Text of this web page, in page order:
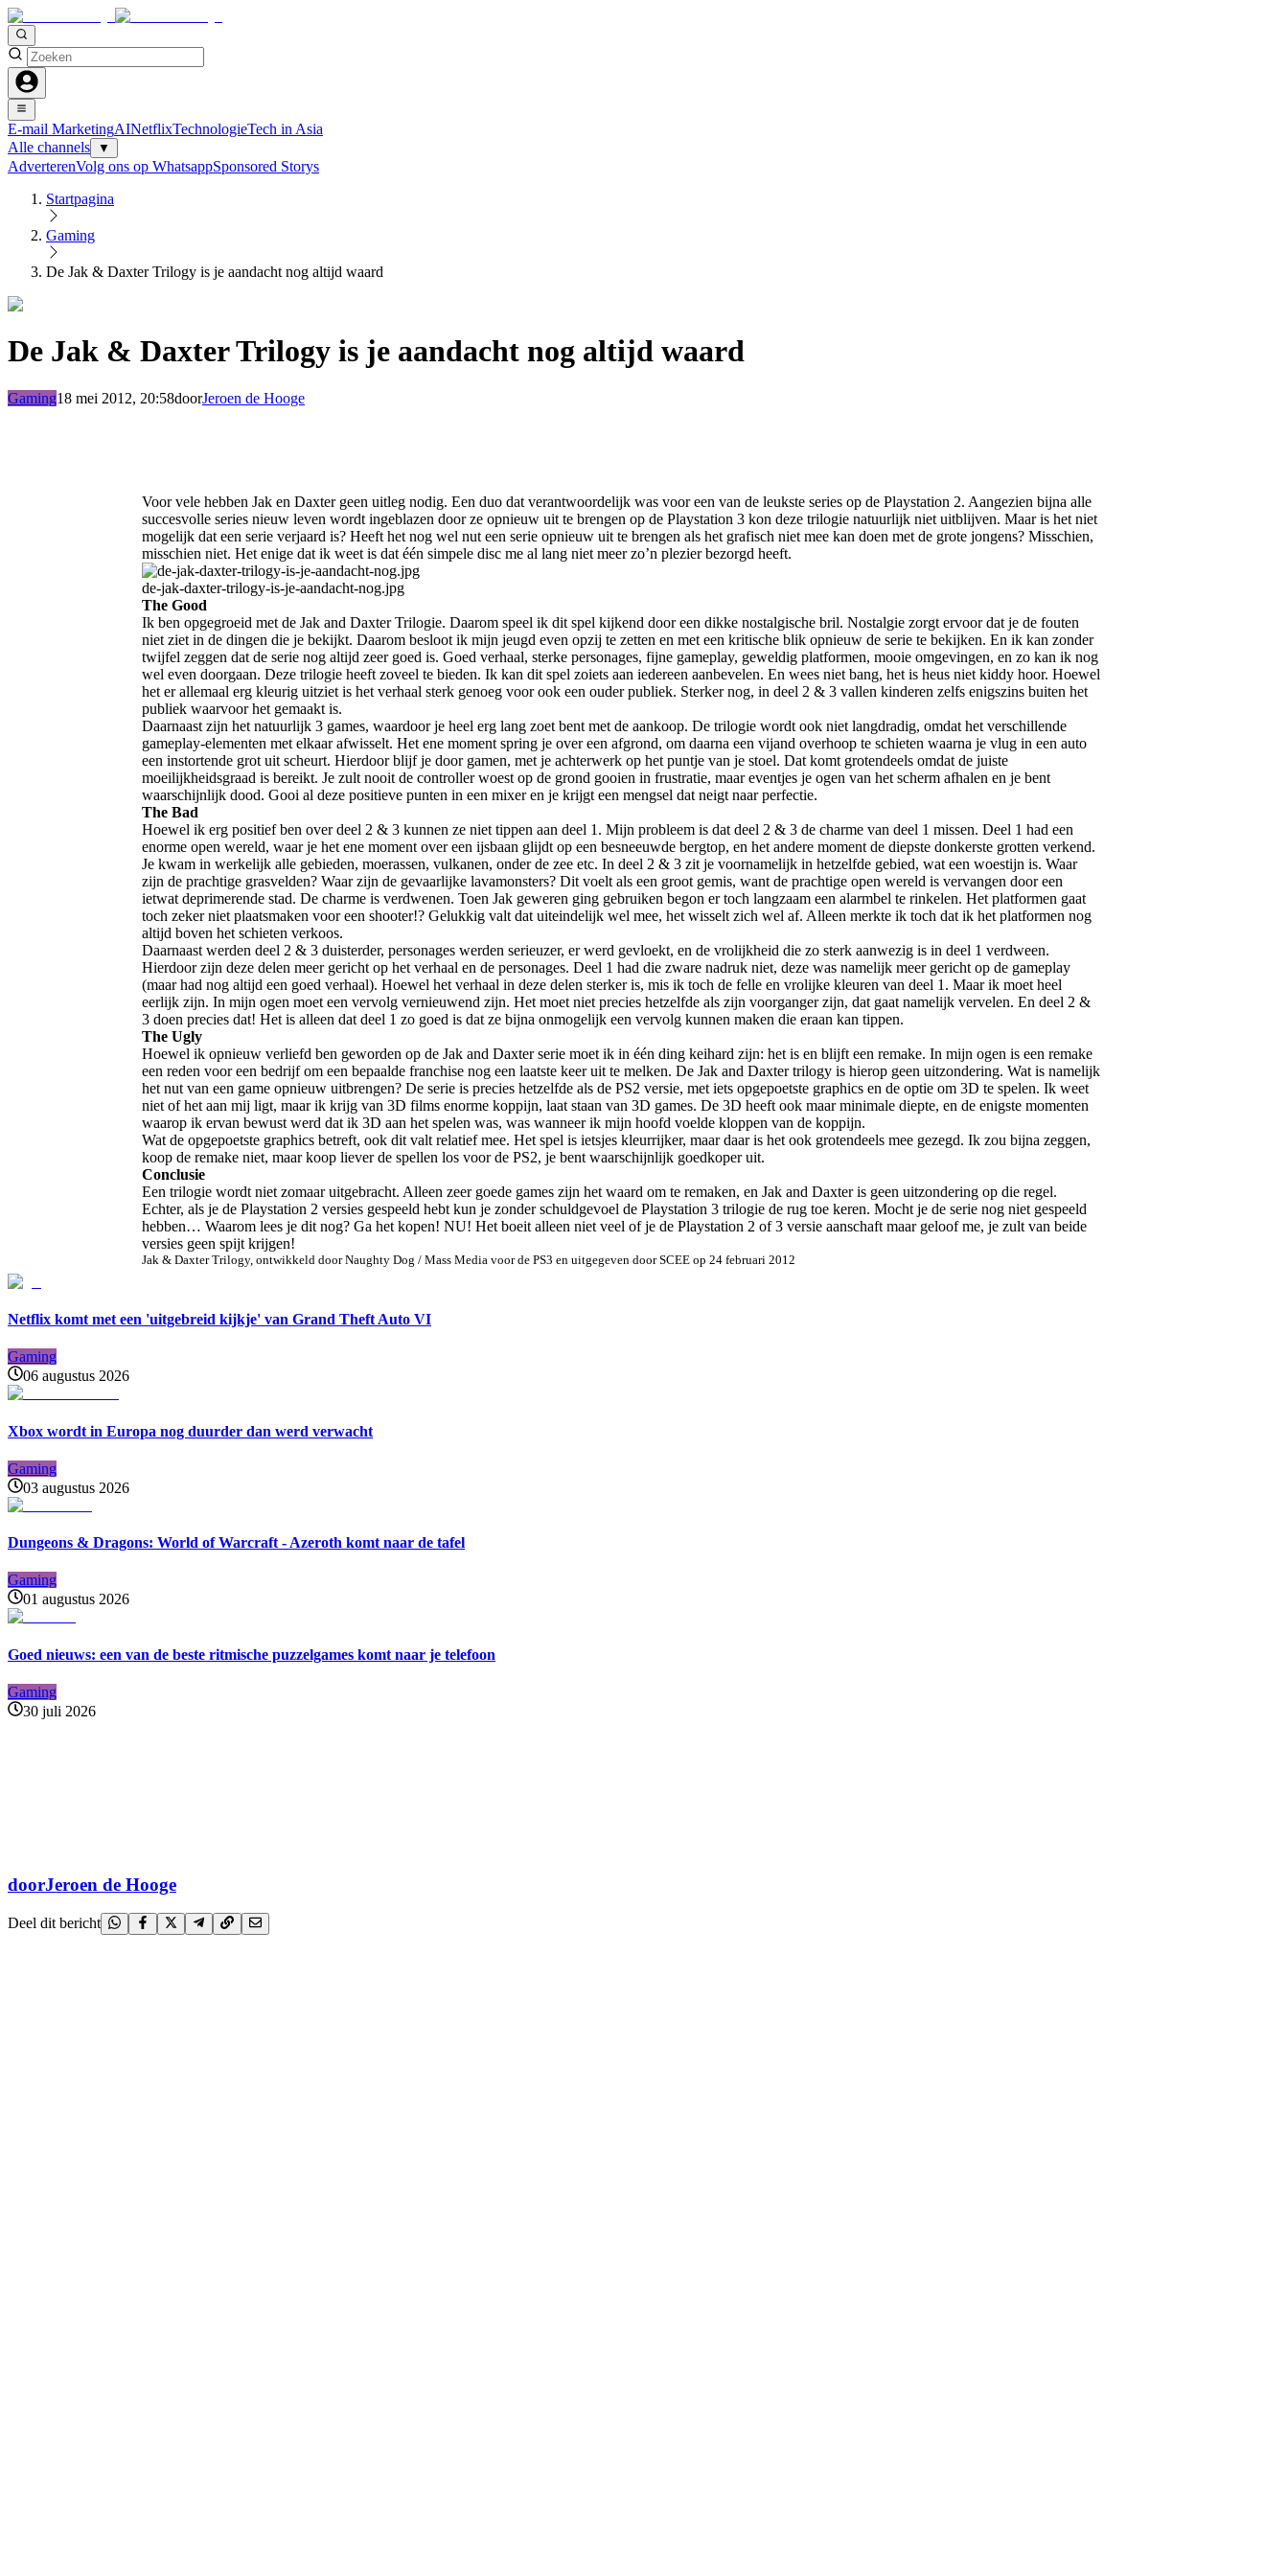
E-mail MarketingAINetflixTechnologieTech in Asia
Alle channels
▼
AdverterenVolg ons op WhatsappSponsored Storys
Startpagina
Gaming
De Jak & Daxter Trilogy is je aandacht nog altijd waard
De Jak & Daxter Trilogy is je aandacht nog altijd waard
Gaming18 mei 2012, 20:58doorJeroen de Hooge
Voor vele hebben Jak en Daxter geen uitleg nodig. Een duo dat verantwoordelijk was voor een van de leukste series op de Playstation 2. Aangezien bijna alle
succesvolle series nieuw leven wordt ingeblazen door ze opnieuw uit te brengen op de Playstation 3 kon deze trilogie natuurlijk niet uitblijven. Maar is het niet
mogelijk dat een serie verjaard is? Heeft het nog wel nut een serie opnieuw uit te brengen als het grafisch niet mee kan doen met de grote jongens? Misschien,
misschien niet. Het enige dat ik weet is dat één simpele disc me al lang niet meer zo’n plezier bezorgd heeft.
de-jak-daxter-trilogy-is-je-aandacht-nog.jpg
The Good
Ik ben opgegroeid met de Jak and Daxter Trilogie. Daarom speel ik dit spel kijkend door een dikke nostalgische bril. Nostalgie zorgt ervoor dat je de fouten
niet ziet in de dingen die je bekijkt. Daarom besloot ik mijn jeugd even opzij te zetten en met een kritische blik opnieuw de serie te bekijken. En ik kan zonder
twijfel zeggen dat de serie nog altijd zeer goed is. Goed verhaal, sterke personages, fijne gameplay, geweldig platformen, mooie omgevingen, en zo kan ik nog
wel even doorgaan. Deze trilogie heeft zoveel te bieden. Ik kan dit spel zoiets aan iedereen aanbevelen. En wees niet bang, het is heus niet kiddy hoor. Hoewel
het er allemaal erg kleurig uitziet is het verhaal sterk genoeg voor ook een ouder publiek. Sterker nog, in deel 2 & 3 vallen kinderen zelfs enigszins buiten het
publiek waarvoor het gemaakt is.
Daarnaast zijn het natuurlijk 3 games, waardoor je heel erg lang zoet bent met de aankoop. De trilogie wordt ook niet langdradig, omdat het verschillende
gameplay-elementen met elkaar afwisselt. Het ene moment spring je over een afgrond, om daarna een vijand overhoop te schieten waarna je vlug in een auto
een instortende grot uit scheurt. Hierdoor blijf je door gamen, met je achterwerk op het puntje van je stoel. Dat komt grotendeels omdat de juiste
moeilijkheidsgraad is bereikt. Je zult nooit de controller woest op de grond gooien in frustratie, maar eventjes je ogen van het scherm afhalen en je bent
waarschijnlijk dood. Gooi al deze positieve punten in een mixer en je krijgt een mengsel dat neigt naar perfectie.
The Bad
Hoewel ik erg positief ben over deel 2 & 3 kunnen ze niet tippen aan deel 1. Mijn probleem is dat deel 2 & 3 de charme van deel 1 missen. Deel 1 had een
enorme open wereld, waar je het ene moment over een ijsbaan glijdt op een besneeuwde bergtop, en het andere moment de diepste donkerste grotten verkend.
Je kwam in werkelijk alle gebieden, moerassen, vulkanen, onder de zee etc. In deel 2 & 3 zit je voornamelijk in hetzelfde gebied, wat een woestijn is. Waar
zijn de prachtige grasvelden? Waar zijn de gevaarlijke lavamonsters? Dit voelt als een groot gemis, want de prachtige open wereld is vervangen door een
ietwat deprimerende stad. De charme is verdwenen. Toen Jak geweren ging gebruiken begon er toch langzaam een alarmbel te rinkelen. Het platformen gaat
toch zeker niet plaatsmaken voor een shooter!? Gelukkig valt dat uiteindelijk wel mee, het wisselt zich wel af. Alleen merkte ik toch dat ik het platformen nog
altijd boven het schieten verkoos.
Daarnaast werden deel 2 & 3 duisterder, personages werden serieuzer, er werd gevloekt, en de vrolijkheid die zo sterk aanwezig is in deel 1 verdween.
Hierdoor zijn deze delen meer gericht op het verhaal en de personages. Deel 1 had die zware nadruk niet, deze was namelijk meer gericht op de gameplay
(maar had nog altijd een goed verhaal). Hoewel het verhaal in deze delen sterker is, mis ik toch de felle en vrolijke kleuren van deel 1. Maar ik moet heel
eerlijk zijn. In mijn ogen moet een vervolg vernieuwend zijn. Het moet niet precies hetzelfde als zijn voorganger zijn, dat gaat namelijk vervelen. En deel 2 &
3 doen precies dat! Het is alleen dat deel 1 zo goed is dat ze bijna onmogelijk een vervolg kunnen maken die eraan kan tippen.
The Ugly
Hoewel ik opnieuw verliefd ben geworden op de Jak and Daxter serie moet ik in één ding keihard zijn: het is en blijft een remake. In mijn ogen is een remake
een reden voor een bedrijf om een bepaalde franchise nog een laatste keer uit te melken. De Jak and Daxter trilogy is hierop geen uitzondering. Wat is namelijk
het nut van een game opnieuw uitbrengen? De serie is precies hetzelfde als de PS2 versie, met iets opgepoetste graphics en de optie om 3D te spelen. Ik weet
niet of het aan mij ligt, maar ik krijg van 3D films enorme koppijn, laat staan van 3D games. De 3D heeft ook maar minimale diepte, en de enigste momenten
waarop ik ervan bewust werd dat ik 3D aan het spelen was, was wanneer ik mijn hoofd voelde kloppen van de koppijn.
Wat de opgepoetste graphics betreft, ook dit valt relatief mee. Het spel is ietsjes kleurrijker, maar daar is het ook grotendeels mee gezegd. Ik zou bijna zeggen,
koop de remake niet, maar koop liever de spellen los voor de PS2, je bent waarschijnlijk goedkoper uit.
Conclusie
Een trilogie wordt niet zomaar uitgebracht. Alleen zeer goede games zijn het waard om te remaken, en Jak and Daxter is geen uitzondering op die regel.
Echter, als je de Playstation 2 versies gespeeld hebt kun je zonder schuldgevoel de Playstation 3 trilogie de rug toe keren. Mocht je de serie nog niet gespeeld
hebben… Waarom lees je dit nog? Ga het kopen! NU! Het boeit alleen niet veel of je de Playstation 2 of 3 versie aanschaft maar geloof me, je zult van beide
versies geen spijt krijgen!
Jak & Daxter Trilogy, ontwikkeld door Naughty Dog / Mass Media voor de PS3 en uitgegeven door SCEE op 24 februari 2012
Netflix komt met een 'uitgebreid kijkje' van Grand Theft Auto VI
Gaming
06 augustus 2026
Xbox wordt in Europa nog duurder dan werd verwacht
Gaming
03 augustus 2026
Dungeons & Dragons: World of Warcraft - Azeroth komt naar de tafel
Gaming
01 augustus 2026
Goed nieuws: een van de beste ritmische puzzelgames komt naar je telefoon
Gaming
30 juli 2026
doorJeroen de Hooge
Deel dit bericht